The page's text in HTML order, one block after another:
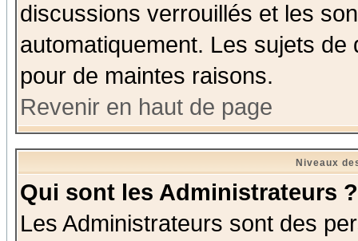
discussions verrouillés et les
automatiquement. Les sujets
pour de maintes raisons.
Revenir en haut de page
Niveaux
Qui sont les Administrateurs ?
Les Administrateurs sont des